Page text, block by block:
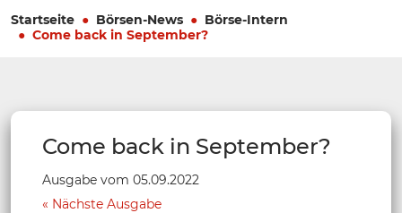
Startseite Börsen-News
Börse-Intern
Come back in September?
Come back in September?
Ausgabe vom 05.09.2022
Nächste Ausgabe